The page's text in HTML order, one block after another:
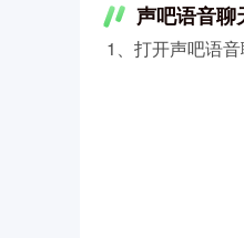
声吧语音聊
1、打开声吧语